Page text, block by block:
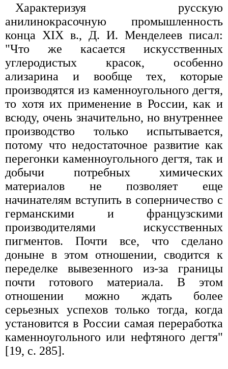
Характеризуя русскую
анилинокрасочную промышленность
конца XIX в., Д. И. Менделеев писал:
"Что же касается искусственных
углеродистых красок, особенно
ализарина и вообще тех, которые
производятся из каменноугольного дегтя,
то хотя их применение в России, как и
всюду, очень значительно, но внутреннее
производство только испытывается,
потому что недостаточное развитие как
перегонки каменноугольного дегтя, так и
добычи потребных химических
материалов не позволяет еще
начинателям вступить в соперничество с
германскими и французскими
производителями искусственных
пигментов. Почти все, что сделано
доныне в этом отношении, сводится к
переделке вывезенного из-за границы
почти готового материала. В этом
отношении можно ждать более
серьезных успехов только тогда, когда
установится в России самая переработка
каменноугольного или нефтяного дегтя"
[19, с. 285].